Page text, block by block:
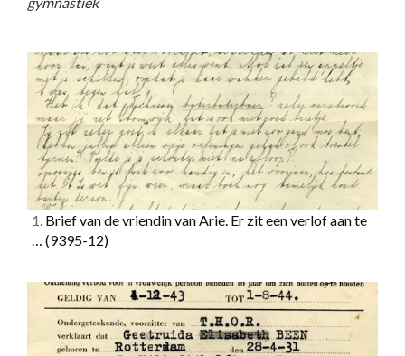
1. Brief van de vriendin van Arie. Er zit een verlof aan te
… (9395-12)